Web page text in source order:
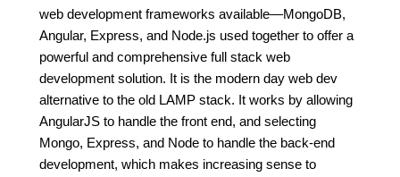
web development frameworks available—MongoDB,
Angular, Express, and Node.js used together to offer a
powerful and comprehensive full stack web
development solution. It is the modern day web dev
alternative to the old LAMP stack. It works by allowing
AngularJS to handle the front end, and selecting
Mongo, Express, and Node to handle the back-end
development, which makes increasing sense to